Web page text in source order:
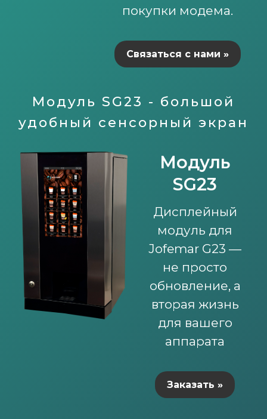
покупки модема.
Связаться с нами »
Модуль SG23 - большой
удобный сенсорный экран
Модуль
SG23
Дисплейный
модуль для
Jofemar G23 —
не просто
обновление, а
вторая жизнь
для вашего
аппарата
Заказать »